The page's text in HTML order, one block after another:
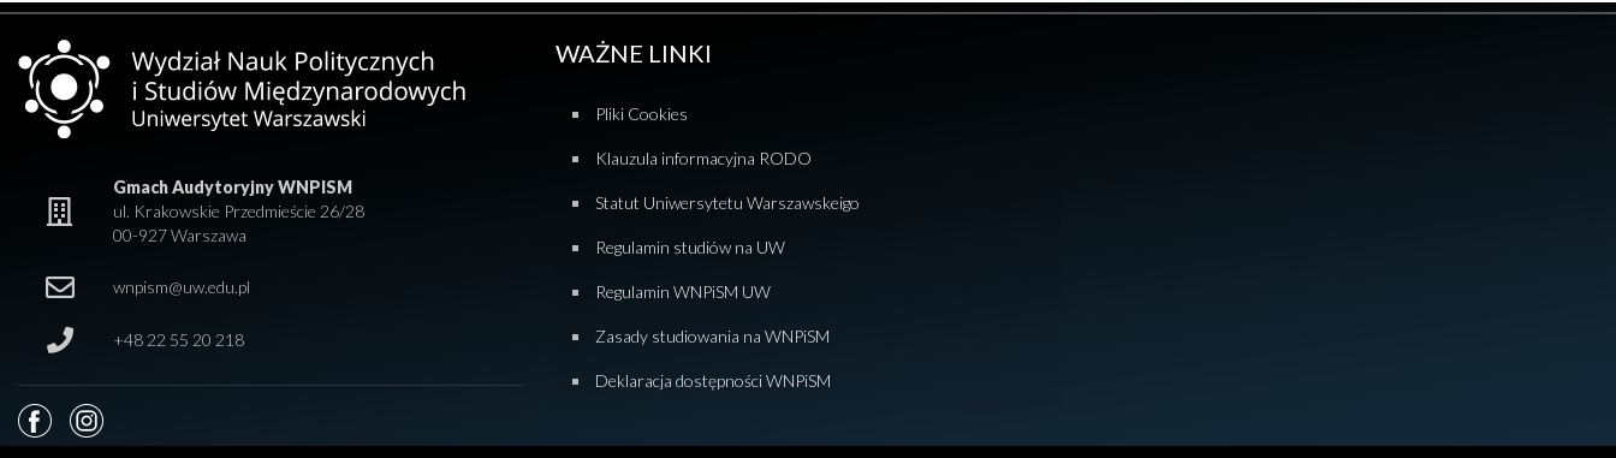
Gmach Audytoryjny WNPISM
ul. Krakowskie Przedmieście 26/28
00-927 Warszawa
wnpism@uw.edu.pl
+48 22 55 20 218
WAŻNE LINKI
Pliki Cookies
Klauzula informacyjna RODO
Statut Uniwersytetu Warszawskeigo
Regulamin studiów na UW
Regulamin WNPiSM UW
Zasady studiowania na WNPiSM
Deklaracja dostępności WNPiSM